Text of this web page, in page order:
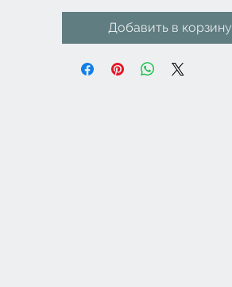
Добавить в корзину